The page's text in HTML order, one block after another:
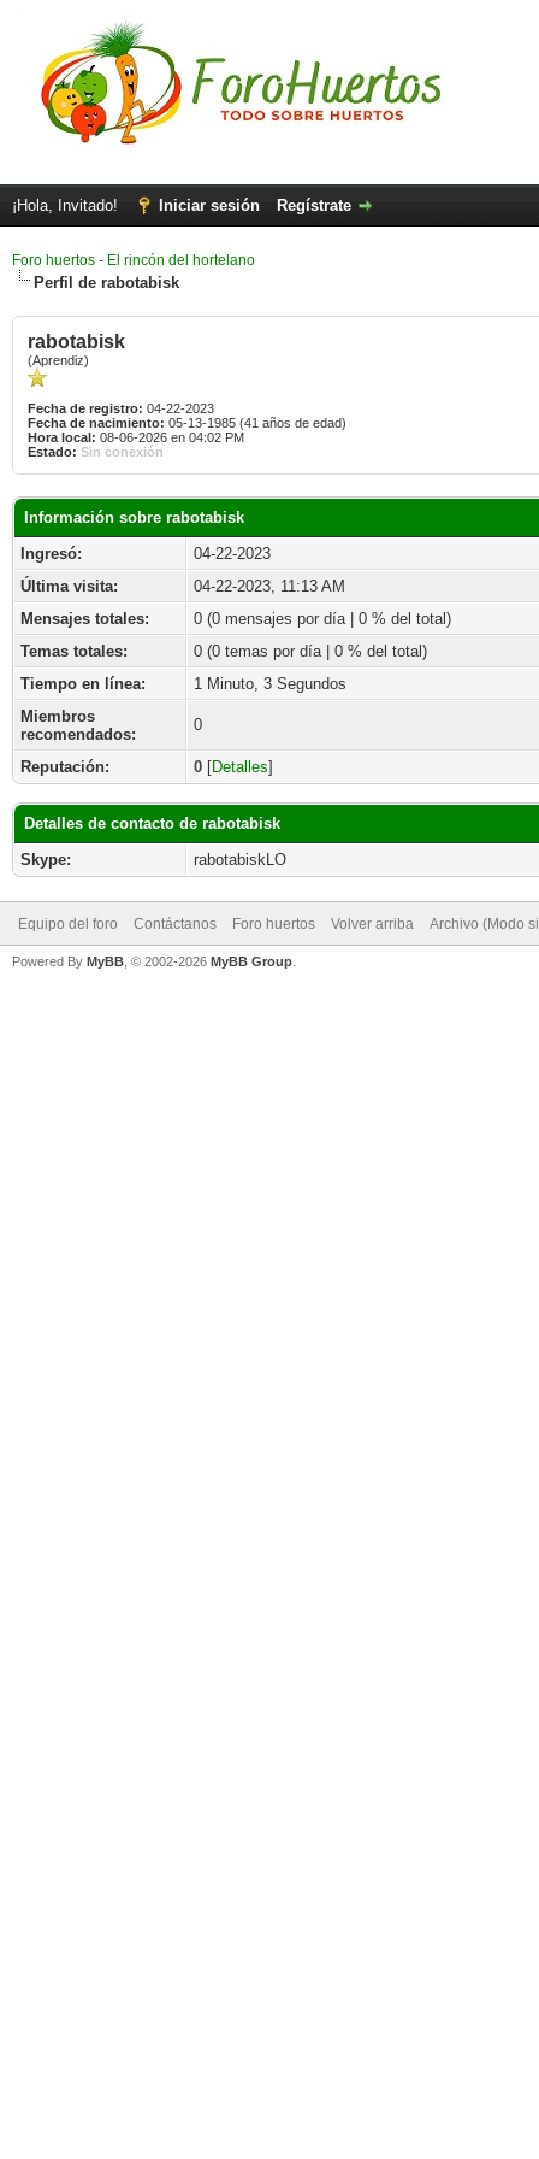
¡Hola, Invitado! Iniciar sesión Regístrate
Foro huertos - El rincón del hortelano
Perfil de rabotabisk
rabotabisk
(Aprendiz)
Fecha de registro: 04-22-2023
Fecha de nacimiento: 05-13-1985 (41 años de edad)
Hora local: 08-06-2026 en 04:02 PM
Estado: Sin conexión
Información sobre rabotabisk
Ingresó:
04-22-2023
Última visita:
04-22-2023, 11:13 AM
Mensajes totales:
0 (0 mensajes por día | 0 % del total)
Temas totales:
0 (0 temas por día | 0 % del total)
Tiempo en línea:
1 Minuto, 3 Segundos
Miembros
recomendados:
0
Reputación: 0 [Detalles]
Detalles de contacto de rabotabisk
Skype:
rabotabiskLO
Equipo del foro Contáctanos Foro huertos Volver arriba Archivo (Modo
Powered By MyBB , © 2002-2026 MyBB Group